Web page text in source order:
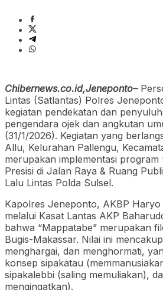
Chibernews.co.id,Jeneponto–
Lintas (Satlantas) Polres
kegiatan pendekatan dan
pengendara ojek dan angkutan
(31/1/2026). Kegiatan yang
Allu, Kelurahan Pallengu,
merupakan implementasi program
Presisi di Jalan Raya & Ruang
Lalu Lintas Polda Sulsel.
Kapolres Jeneponto, AKBP Haryo
melalui Kasat Lantas AKP
bahwa “Mappatabe” merupakan
Bugis-Makassar. Nilai ini
menghargai, dan menghormati,
konsep sipakatau
sipakalebbi (saling memuliakan),
mengingatkan).